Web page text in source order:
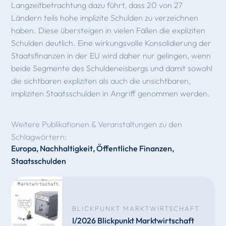
Langzeitbetrachtung dazu führt, dass 20 von 27
Ländern teils hohe implizite Schulden zu verzeichnen
haben. Diese übersteigen in vielen Fällen die expliziten
Schulden deutlich. Eine wirkungsvolle Konsolidierung der
Staatsfinanzen in der EU wird daher nur gelingen, wenn
beide Segmente des Schuldeneisbergs und damit sowohl
die sichtbaren expliziten als auch die unsichtbaren,
impliziten Staatsschulden in Angriff genommen werden.
Weitere Publikationen & Veranstaltungen zu den
Schlagwörtern:
Europa, Nachhaltigkeit,Öffentliche Finanzen,
Staatsschulden
BLICKPUNKT MARKTWIRTSCHAFT
I/2026 Blickpunkt Marktwirtschaft